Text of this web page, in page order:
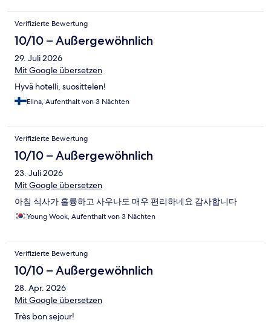
Foyer. Absolut empfehlenswert!
Verifizierte Bewertung
10/10 – Außergewöhnlich
29. Juli 2026
Mit Google übersetzen
Hyvä hotelli, suosittelen!
Elina, Aufenthalt von 3 Nächten
Verifizierte Bewertung
10/10 – Außergewöhnlich
23. Juli 2026
Mit Google übersetzen
아침 식사가 훌륭하고 사우나도 매우 편리하네요 감사합니다
Young Wook, Aufenthalt von 3 Nächten
Verifizierte Bewertung
10/10 – Außergewöhnlich
28. Apr. 2026
Mit Google übersetzen
Très bon sejour!